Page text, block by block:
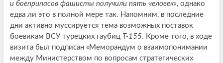
и боеприпасов фашисты получили пять человек», однако
едва ли это в полной мере так. Напомним, в последние
дни активно муссируется тема возможных поставок
боевикам ВСУ турецких гаубиц T-155. Кроме того, в ходе
визита был подписан «Меморандум о взаимопонимании
между Министерством по вопросам стратегических